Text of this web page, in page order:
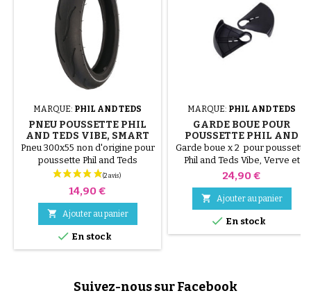
MARQUE: PHIL AND TEDS
PNEU POUSSETTE PHIL
AND TEDS VIBE, SMART
LUX ET VERVE
Pneu 300x55 non d'origine pour
poussette Phil and Teds
Prix
14,90 €
 Ajouter au panier
 En stock
MARQUE: PHIL AND TEDS
GARDE BOUE POUR
POUSSETTE PHIL AND
TEDS VIBE, PROMENADE
ET VERVE
Garde boue x 2 pour poussette
Phil and Teds Vibe, Verve et
promenade
Prix
24,90 €
 Ajouter au panier
 En stock
Suivez-nous sur Facebook